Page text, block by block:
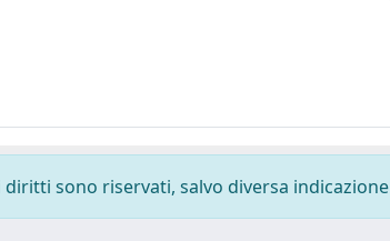
sono riservati, salvo diversa indicazione